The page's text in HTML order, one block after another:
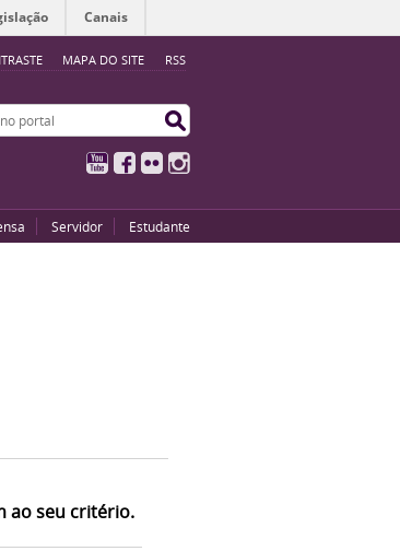
MAPA DO SITE RSS
Canais
portal
YouTubeFacebook
Flickr
Servidor Estudante
ao seu critério.